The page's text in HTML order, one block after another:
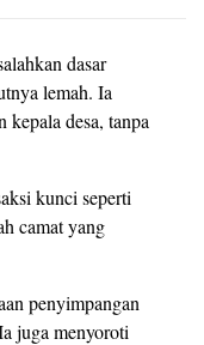
dasar
lemah. Ia
kepala desa, tanpa
kunci seperti
camat yang
penyimpangan
juga menyoroti